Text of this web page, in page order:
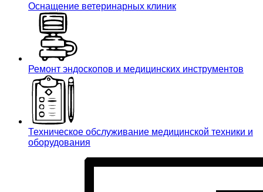
Оснащение ветеринарных клиник
Ремонт эндоскопов и медицинских инструментов
Техническое обслуживание медицинской техники и
оборудования